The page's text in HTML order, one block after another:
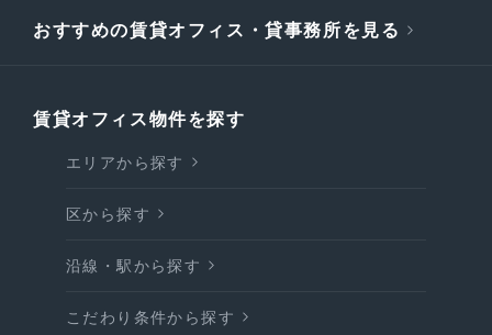
おすすめの賃貸オフィス・貸事務所を見る
賃貸オフィス物件を探す
エリアから探す
区から探す
沿線・駅から探す
こだわり条件から探す